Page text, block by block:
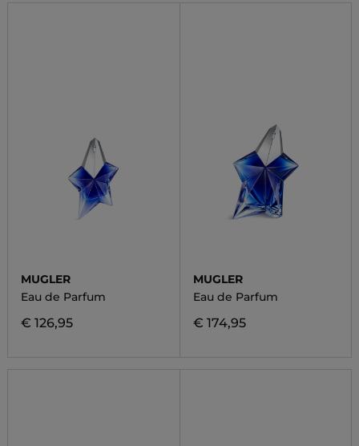
MUGLER
Eau de Parfum
€ 126,95
MUGLER
Eau de Parfum
€ 174,95